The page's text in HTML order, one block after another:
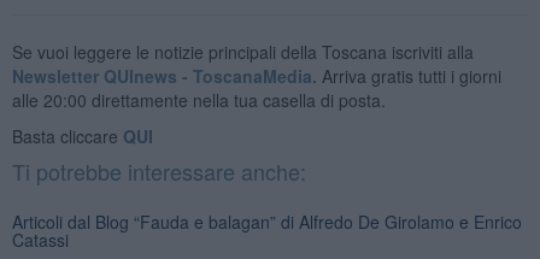
Se vuoi leggere le notizie principali della Toscana iscriviti alla
Newsletter QUInews - ToscanaMedia. Arriva gratis tutti i giorni
alle 20:00 direttamente nella tua casella di posta.
Basta cliccare QUI
Ti potrebbe interessare anche:
Articoli dal Blog “Fauda e balagan” di Alfredo De Girolamo e Enrico
Catassi